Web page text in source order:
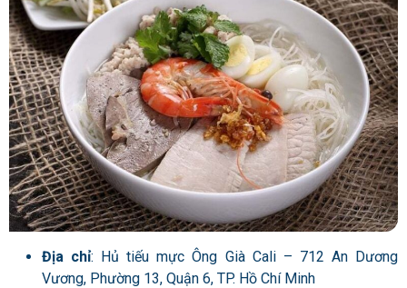
Địa chỉ: Hủ tiếu mực Ông Già Cali – 712 An Dương
Vương, Phường 13, Quận 6, TP. Hồ Chí Minh